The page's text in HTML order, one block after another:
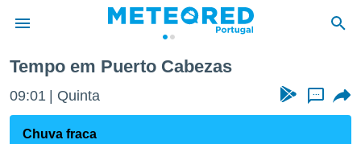
da
foi
Tempo em Puerto Cabezas
09:01 Quinta ...
Chuva fraca